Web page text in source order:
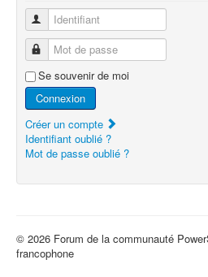
Identifiant
Mot de passe
Se souvenir de moi
Connexion
Créer un compte
Identifiant oublié ?
Mot de passe oublié ?
© 2026 Forum de la communauté
francophone